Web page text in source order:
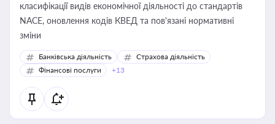
класифікації видів економічної діяльності до стандартів
NACE, оновлення кодів КВЕД та пов'язані нормативні
зміни
Банківська діяльність
Страхова діяльність
Фінансові послуги
+13